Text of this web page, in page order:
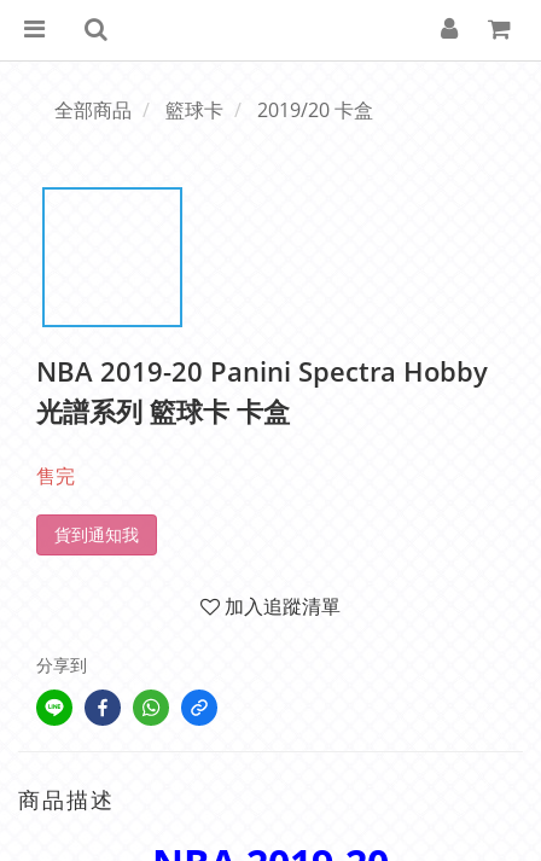
全部商品 籃球卡 2019/20 卡盒
NBA 2019-20 Panini Spectra Hobby
光譜系列 籃球卡 卡盒
售完
貨到通知我
加入追蹤清單
分享到
商品描述